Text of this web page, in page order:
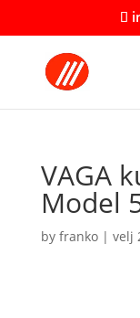
VAGA
Model
by franko| velj